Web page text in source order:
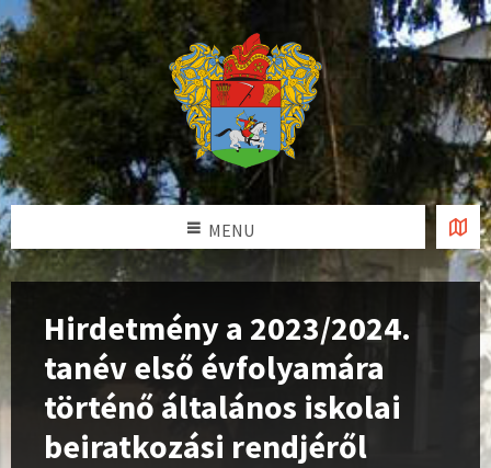
MENU
Hirdetmény a 2023/2024.
tanév első évfolyamára
történő általános iskolai
beiratkozási rendjéről